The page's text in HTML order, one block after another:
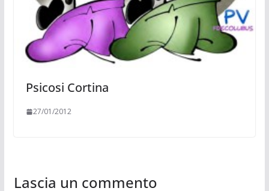
Psicosi Cortina
27/01/2012
Lascia un commento